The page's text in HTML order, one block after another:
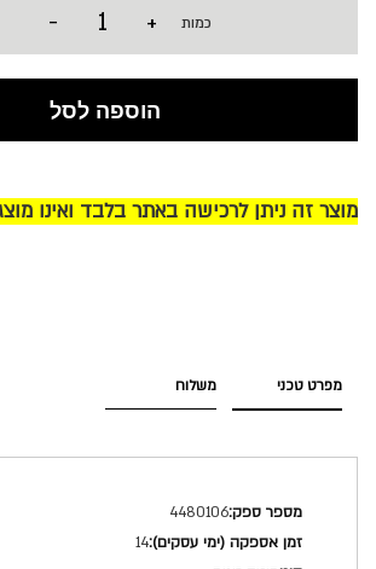
כמות +
-
הוספה לסל
מוצר זה ניתן לרכישה באתר בלבד ואינו
מפרט טכני
מפרט
טכני
4480106
14
משלוח